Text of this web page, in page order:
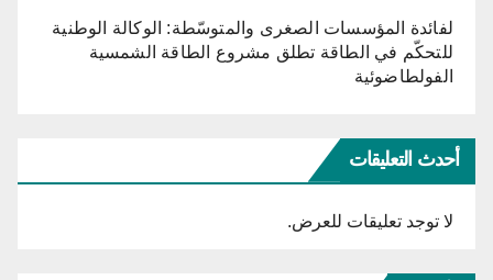
لفائدة المؤسسات الصغرى والمتوسّطة: الوكالة الوطنية
للتحكّم في الطاقة تطلق مشروع الطاقة الشمسية
الفولطاضوئية
أحدث التعليقات
لا توجد تعليقات للعرض.